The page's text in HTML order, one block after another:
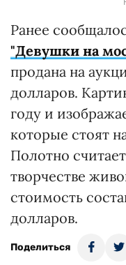
Ранее
"Девушки на
продана на
долларов.
году и
которые стоят
Полотно
творчестве
стоимость
долларов.
Поделиться